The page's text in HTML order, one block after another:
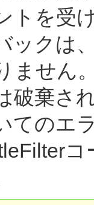
トを受
ックは
ません
破棄さ
てのエ